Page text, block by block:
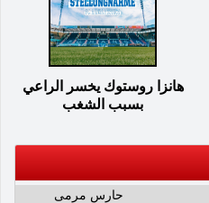
هانزا روستوك يخسر الراعي
بسبب الشغب
حارس مرمى